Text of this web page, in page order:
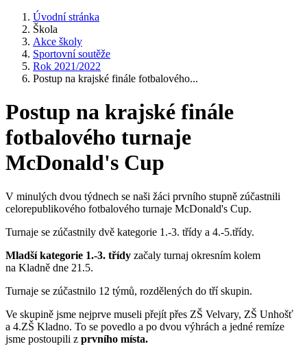
Úvodní stránka
Škola
Akce školy
Sportovní soutěže
Rok 2021/2022
Postup na krajské finále fotbalového...
Postup na krajské finále
fotbalového turnaje
McDonald's Cup
V minulých dvou týdnech se naši žáci prvního stupně zúčastnili
celorepublikového fotbalového turnaje McDonald's Cup.
Turnaje se zúčastnily dvě kategorie 1.-3. třídy a 4.-5.třídy.
Mladší kategorie 1.-3. třídy začaly turnaj okresním kolem
na Kladně dne 21.5.
Turnaje se zúčastnilo 12 týmů, rozdělených do tří skupin.
Ve skupině jsme nejprve museli přejít přes ZŠ Velvary, ZŠ Unhošť
a 4.ZŠ Kladno. To se povedlo a po dvou výhrách a jedné remíze
jsme postoupili z prvního místa.